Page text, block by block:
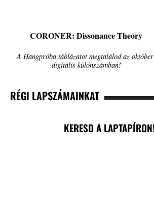
CORONER: Dissonance Theory
A Hangpróba táblázatot megtalálod az
digitális különszámban!
RÉGI LAPSZÁMAINKAT
KERESD A